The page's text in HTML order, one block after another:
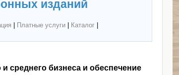
изданий
Платные услуги| Каталог|
среднего бизнеса и обеспечение